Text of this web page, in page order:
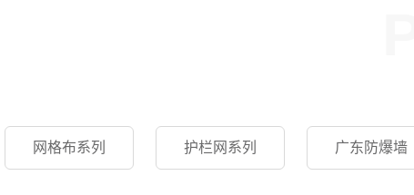
网格布系列 护栏网系列 广东防爆墙